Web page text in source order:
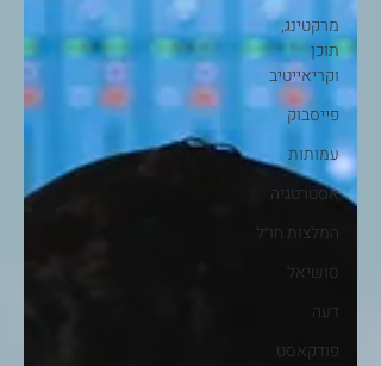
מרקטינג,
תוכן
וקריאייטיב
פייסבוק
עמותות
אסטרטגיה
המלצות חו״ל
סושיאל
דעה
פודקאסט